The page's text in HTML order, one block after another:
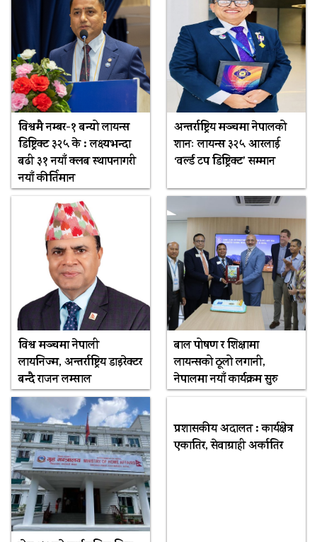
विश्वमै नम्बर-१ बन्यो लायन्स
डिष्ट्रिक्ट ३२५ के : लक्ष्यभन्दा
बढी ३१ नयाँ क्लब स्थापनागरी
नयाँ कीर्तिमान
अन्तर्राष्ट्रिय मञ्चमा नेपालको
शानः लायन्स ३२५ आरलाई
‘वर्ल्ड टप डिष्ट्रिक्ट’ सम्मान
विश्व मञ्चमा नेपाली
लायनिज्म, अन्तर्राष्ट्रिय डाइरेक्टर
बन्दै राजन लम्साल
बाल पोषण र शिक्षामा
लायन्सको ठूलो लगानी,
नेपालमा नयाँ कार्यक्रम सुरु
प्रशासकीय अदालत : कार्यक्षेत्र
एकातिर, सेवाग्राही अर्कातिर